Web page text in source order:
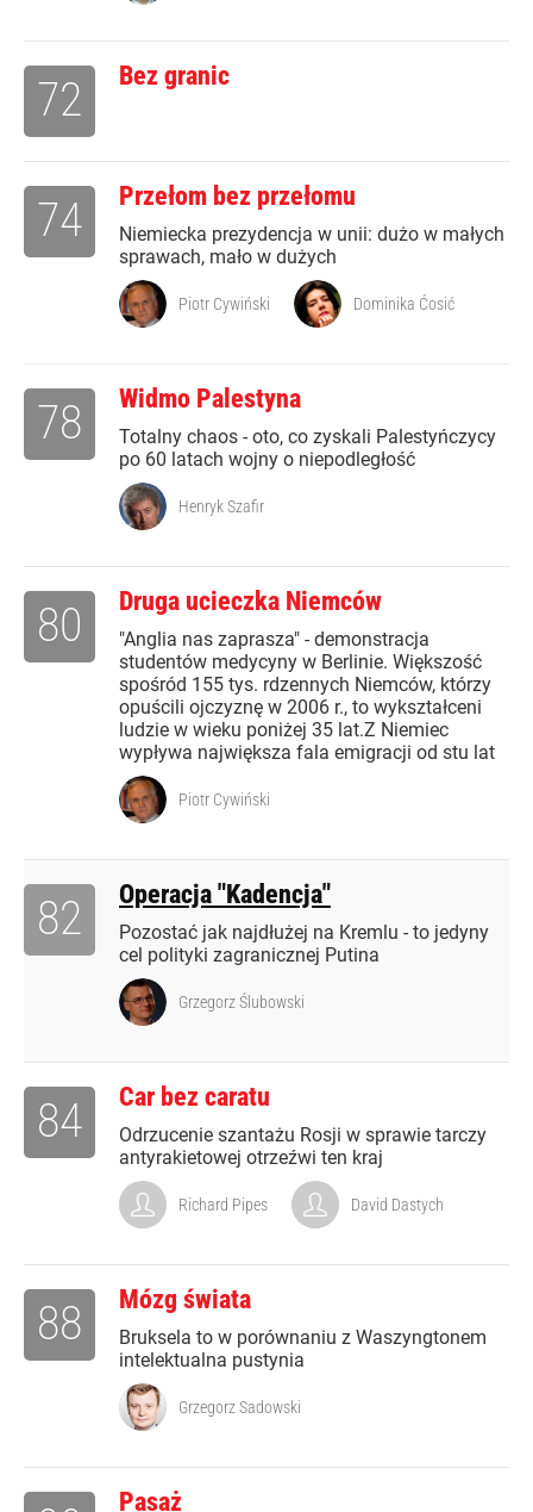
Bez granic
72
Przełom bez przełomu
Niemiecka prezydencja w unii: dużo w małych
sprawach, mało w dużych
74
Piotr Cywiński Dominika Ćosić
Widmo Palestyna
Totalny chaos - oto, co zyskali Palestyńczycy
po 60 latach wojny o niepodległość
78
Henryk Szafir
Druga ucieczka Niemców
"Anglia nas zaprasza" - demonstracja
studentów medycyny w Berlinie. Większość
spośród 155 tys. rdzennych Niemców, którzy
opuścili ojczyznę w 2006 r., to wykształceni
ludzie w wieku poniżej 35 lat.Z Niemiec
wypływa największa fala emigracji od stu lat
80
Piotr Cywiński
Operacja "Kadencja"
Pozostać jak najdłużej na Kremlu - to jedyny
cel polityki zagranicznej Putina
82
Grzegorz Ślubowski
Car bez caratu
Odrzucenie szantażu Rosji w sprawie tarczy
antyrakietowej otrzeźwi ten kraj
84
Richard Pipes David Dastych
Mózg świata
Bruksela to w porównaniu z Waszyngtonem
intelektualna pustynia
88
Grzegorz Sadowski
Pasaż